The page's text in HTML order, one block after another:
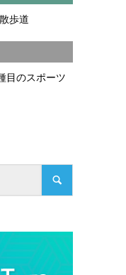
歩道
目のスポーツ